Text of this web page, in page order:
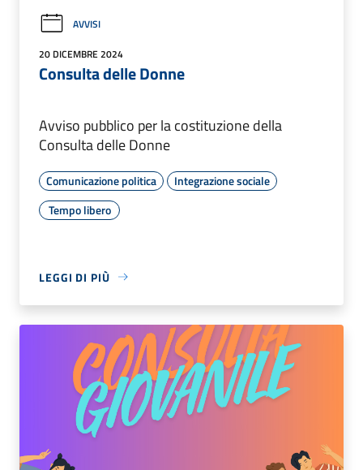
AVVISI
20 DICEMBRE 2024
Consulta delle Donne
Avviso pubblico per la costituzione della
Consulta delle Donne
Comunicazione politica
Integrazione sociale
Tempo libero
LEGGI DI PIÙ